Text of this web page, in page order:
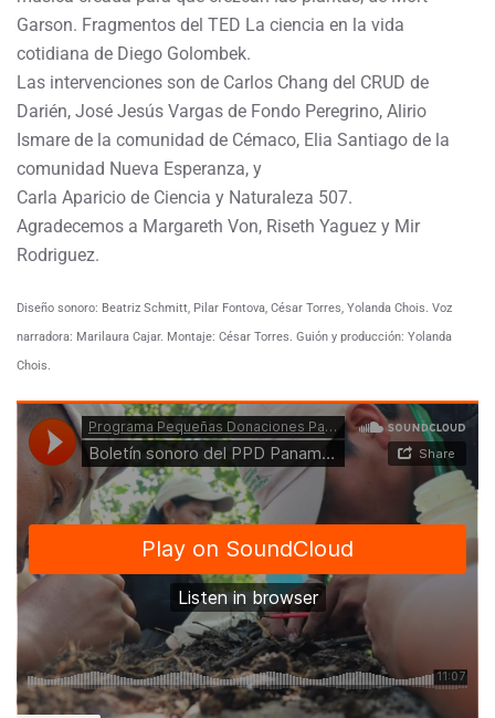
Garson. Fragmentos del TED La ciencia en la vida
cotidiana de Diego Golombek.
Las intervenciones son de Carlos Chang del CRUD de
Darién, José Jesús Vargas de Fondo Peregrino, Alirio
Ismare de la comunidad de Cémaco, Elia Santiago de la
comunidad Nueva Esperanza, y
Carla Aparicio de Ciencia y Naturaleza 507.
Agradecemos a Margareth Von, Riseth Yaguez y Mir
Rodriguez.
Diseño sonoro: Beatriz Schmitt, Pilar Fontova, César Torres, Yolanda Chois. Voz
narradora: Marilaura Cajar. Montaje: César Torres. Guión y producción: Yolanda
Chois.